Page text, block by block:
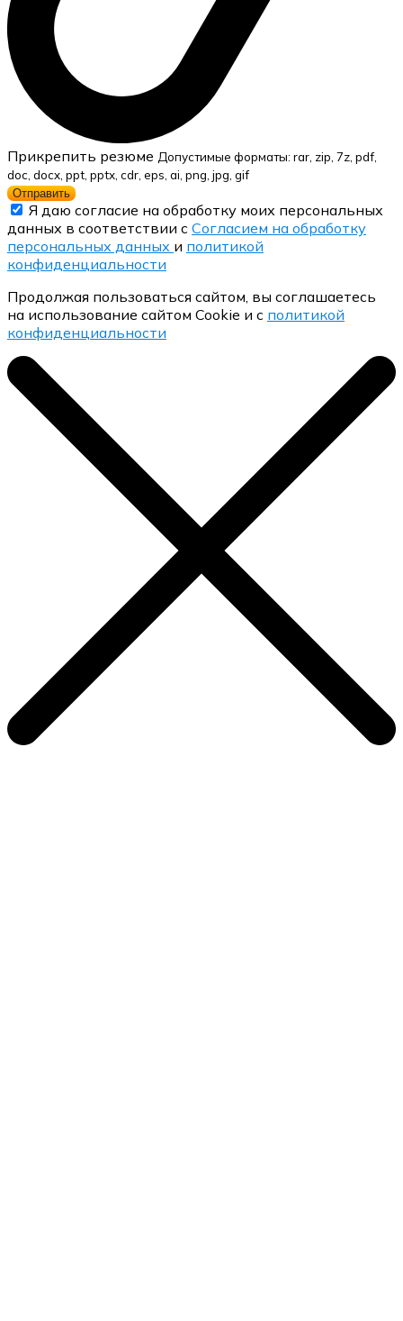
Прикрепить резюме Допустимые форматы: rar, zip, 7z, pdf,
doc, docx, ppt, pptx, cdr, eps, ai, png, jpg, gif
Отправить
Я даю согласие на обработку моих персональных
данных в соответствии с Согласием на обработку
персональных данных и политикой
конфиденциальности
Продолжая пользоваться сайтом, вы соглашаетесь
на использование сайтом Cookie и с политикой
конфиденциальности